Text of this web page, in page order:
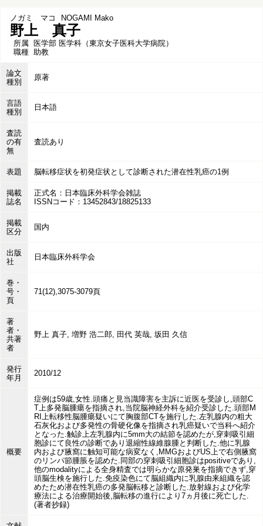
ノガミ マコ NOGAMI Mako
野上 真子
所属 医学部 医学科（東京女子医科大学病院）
職種 助教
論文
種別
原著
言語
種別
日本語
査読
の有
無
査読あり
表題 脳転移症状を初発症状として診断された潜在性乳癌の1例
掲載
誌名
正式名：日本臨床外科学会雑誌
ISSNコード：13452843/18825133
掲載
区分
国内
出版
社
日本臨床外科学会
巻・
号・
頁
71(12),3075-3079頁
著
者・
共著
者
野上 真子, 増野 浩二郎, 田代 英哉, 坂田 久信
発行
年月
2010/12
概要
症例は59歳,女性.頭痛と見当識障害を主訴に近医を受診し,頭部C
T上多発脳腫瘍を指摘され,当院脳神経外科を紹介受診した.頭部M
RI上転移性脳腫瘍疑いにて胸腹部CTを施行した.左乳腺内の粗大
石灰化および多発性の骨硬化像を指摘され乳癌疑いで当科へ紹介
となった.触診上左乳腺内に5mm大の結節を認めたが,穿刺吸引細
胞診にて良性の診断であり退縮性線維腺腫と判断した.他に乳腺
内および腋窩に触知可能な病変なく,MMGおよびUS上で右側腋窩
のリンパ節腫脹を認めた.同部の穿刺吸引細胞診はpositiveであり,
他のmodalityによる全身精査では明らかな原発巣を指摘できず,穿
頭脳生検を施行した.免疫染色にて脳組織内に乳腺由来組織を認
めたため潜在性乳癌の多発脳転移と診断した.放射線および化学
療法による治療開始後,脳転移の進行により7ヵ月後に死亡した.
(著者抄録)